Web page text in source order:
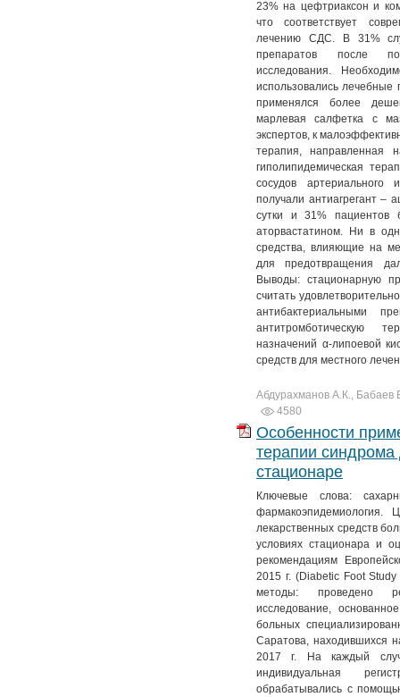
23% на цефтриаксон и
что соответствует
лечению СДС. В 31%
препаратов после
исследования.
использовались лечебные
применялся более
марлевая салфетка с
экспертов, к
терапия, направленная
гиполипидемическая
сосудов артериального
получали антиагрегант –
сутки и 31% пациентов
аторвастатином. Ни в
средства, влияющие на
для предотвращения
Выводы: стационарную
считать
антибактериальными
антитромботическую
назначений α-липоевой
средств для местного
Абдурахманов А.К., Бабаев
4580
Особенности
терапии синдрома
стационаре
Ключевые слова:
фармакоэпидемиология.
лекарственных средств
условиях стационара и
рекомендациям
2015 г. (Diabetic Foot
методы: проведено
исследование,
больных
Саратова, находившихся
2017 г. На каждый
индивидуальная
обрабатывались с